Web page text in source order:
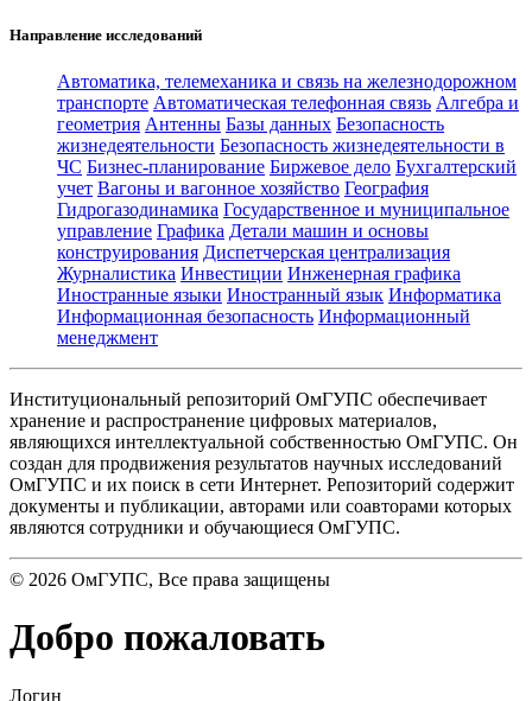
Направление исследований
Автоматика, телемеханика и связь на железнодорожном
транспорте Автоматическая телефонная связь Алгебра и
геометрия Антенны Базы данных Безопасность
жизнедеятельности Безопасность жизнедеятельности в
ЧС Бизнес-планирование Биржевое дело Бухгалтерский
учет Вагоны и вагонное хозяйство География
Гидрогазодинамика Государственное и муниципальное
управление Графика Детали машин и основы
конструирования Диспетчерская централизация
Журналистика Инвестиции Инженерная графика
Иностранные языки Иностранный язык Информатика
Информационная безопасность Информационный
менеджмент
Институциональный репозиторий ОмГУПС обеспечивает
хранение и распространение цифровых материалов,
являющихся интеллектуальной собственностью ОмГУПС. Он
создан для продвижения результатов научных исследований
ОмГУПС и их поиск в сети Интернет. Репозиторий содержит
документы и публикации, авторами или соавторами которых
являются сотрудники и обучающиеся ОмГУПС.
© 2026 ОмГУПС, Все права защищены
Добро пожаловать
Логин